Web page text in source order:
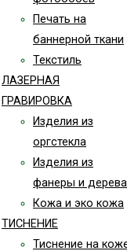
Печать на
баннерной ткани
Текстиль
ЛАЗЕРНАЯ
ГРАВИРОВКА
Изделия из
оргстекла
Изделия из
фанеры и дерева
Кожа и эко кожа
ТИСНЕНИЕ
Тиснение на